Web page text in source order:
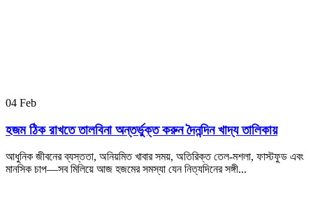
04 Feb
হজম ঠিক রাখতে তালবিনা অন্তর্ভুক্ত করুন দৈনন্দিন খাদ্য তালিকায়
আধুনিক জীবনের ব্যস্ততা, অনিয়মিত খাবার সময়, অতিরিক্ত তেল-মশলা, ফাস্টফুড এবং
মানসিক চাপ—সব মিলিয়ে আজ হজমের সমস্যা যেন নিত্যদিনের সঙ্গী...